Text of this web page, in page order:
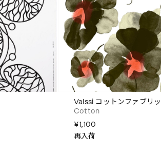
Valssi コットンファブリ
Cotton
¥1,100
再入荷